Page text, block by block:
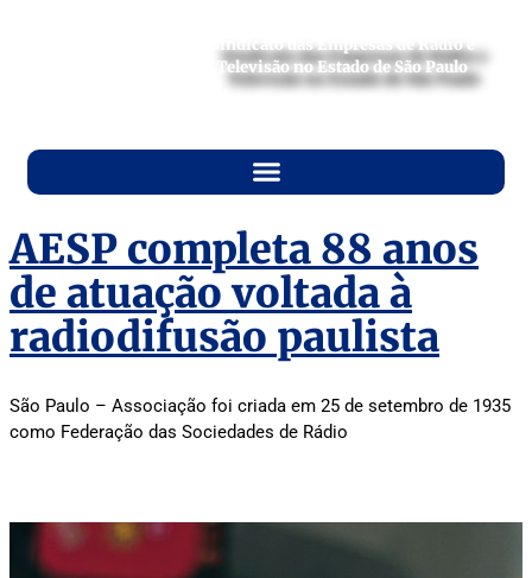
Sindicato das Empresas de Rádio e
Televisão no Estado de São Paulo
AESP completa 88 anos
de atuação voltada à
radiodifusão paulista
São Paulo – Associação foi criada em 25 de setembro de 1935
como Federação das Sociedades de Rádio